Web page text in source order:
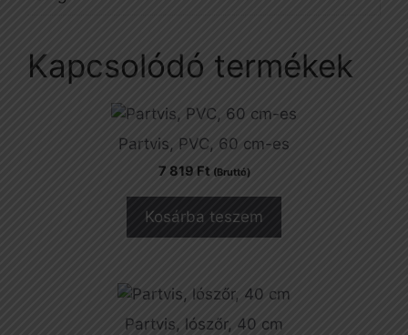
Kapcsolódó termékek
Partvis, PVC, 60 cm-es
7 819 Ft (Bruttó)
Kosárba teszem
Partvis, lószőr, 40 cm